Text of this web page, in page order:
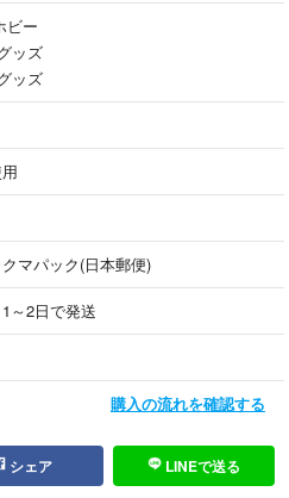
、軽量で扱いやすい素材です。
）×1
クリル
민 #トゥアス
ペンライトステッカー #twsペンラ
ビー
ッズ
ッズ
マパック(日本郵便)
～2日で発送
購入の流れを確認する
シェア LINEで送る